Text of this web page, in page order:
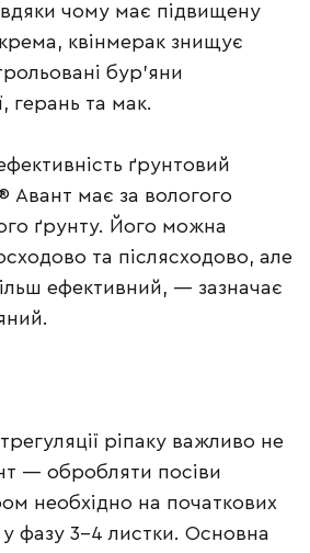
чому має підвищену
квінмерак знищує
бур’яни
герань та мак.
ґрунтовий
Авант має за вологого
ґрунту. Його можна
та післясходово, але
ефективний, — зазначає
ріпаку важливо не
— обробляти посіви
необхідно на початкових
у фазу 3–4 листки. Основна